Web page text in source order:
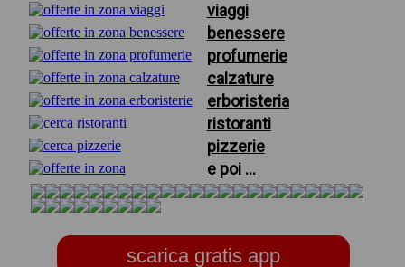
viaggi
benessere
profumerie
calzature
erboristeria
ristoranti
pizzerie
e poi ...
scarica gratis app